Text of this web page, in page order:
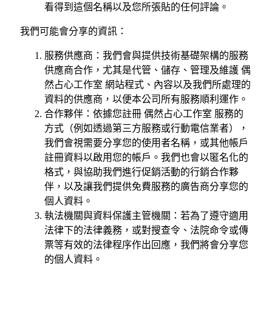
看得到這個名稱以及您所張貼的任何評論。
我們可能會分享的資訊：
服務供應商：我們會與提供技術基礎架構的服務
供應商合作，尤其是代管、儲存、管理及維護 偶
然占心工作室 網站程式、內容以及我們所處理的
資料的供應商，以便本公司所有服務順利運作。
合作夥伴：依據您註冊 偶然占心工作室 服務的
方式（例如透過第三方服務或行動電信業者），
我們會視需要分享您的使用者名稱，或其他帳戶
註冊資料以啟用您的帳戶。我們也會以匿名化的
格式，與協助我們進行促銷活動的行銷合作夥
伴，以及讓我們提供免費服務的廣告商分享您的
個人資料。
執法機關與資料保護主管機關：若為了遵守適用
法律下的法律義務，或對搜查令、法院命令或傳
票等有效的法律程序作出回應，我們將會分享您
的個人資料。